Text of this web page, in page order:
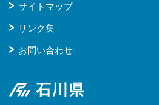
サイトマップ
リンク集
お問い合わせ
石川県